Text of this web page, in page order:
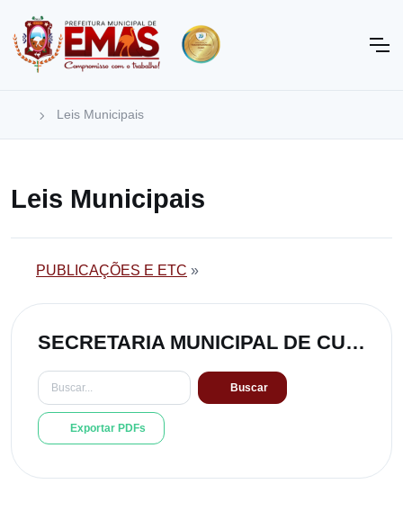
Leis Municipais
Leis Municipais
PUBLICAÇÕES E ETC »
SECRETARIA MUNICIPAL DE CULTURA
Buscar
Exportar PDFs